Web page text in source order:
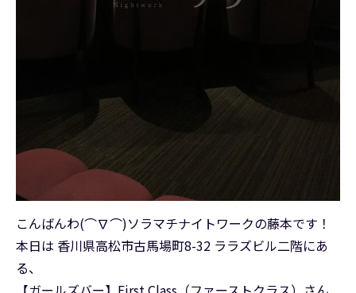
こんばんわ(⌒∇⌒)ソラマチナイトワークの藤本です！
本日は 香川県高松市古馬場町8-32 ララズビル二階にあ
る、